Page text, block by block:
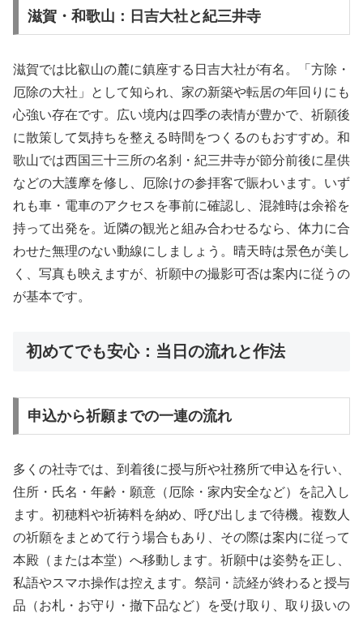
滋賀・和歌山：日吉大社と紀三井寺
滋賀では比叡山の麓に鎮座する日吉大社が有名。「方除・
厄除の大社」として知られ、家の新築や転居の年回りにも
心強い存在です。広い境内は四季の表情が豊かで、祈願後
に散策して気持ちを整える時間をつくるのもおすすめ。和
歌山では西国三十三所の名刹・紀三井寺が節分前後に星供
などの大護摩を修し、厄除けの参拝客で賑わいます。いず
れも車・電車のアクセスを事前に確認し、混雑時は余裕を
持って出発を。近隣の観光と組み合わせるなら、体力に合
わせた無理のない動線にしましょう。晴天時は景色が美し
く、写真も映えますが、祈願中の撮影可否は案内に従うの
が基本です。
初めてでも安心：当日の流れと作法
申込から祈願までの一連の流れ
多くの社寺では、到着後に授与所や社務所で申込を行い、
住所・氏名・年齢・願意（厄除・家内安全など）を記入し
ます。初穂料や祈祷料を納め、呼び出しまで待機。複数人
の祈願をまとめて行う場合もあり、その際は案内に従って
本殿（または本堂）へ移動します。祈願中は姿勢を正し、
私語やスマホ操作は控えます。祭詞・読経が終わると授与
品（お札・お守り・撤下品など）を受け取り、取り扱いの